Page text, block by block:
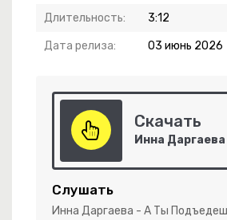
Длительность: 3:12
Дата релиза: 03 июнь 2026
Скачать
Слушать
Инна Даргаева - А Ты